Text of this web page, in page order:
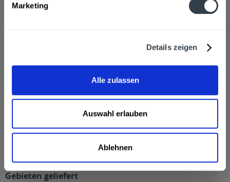
Marketing
Details zeigen
Alle zulassen
Auswahl erlauben
Ablehnen
Holzkirchner Oberbräu Urtyp 20 x 0,5l wird in den
folgenden Regionen, Städten, Orten und Postleitzahl-
Gebieten geliefert